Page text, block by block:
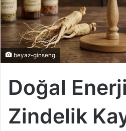
e
k
beyaz-ginseng
Doğal
Zindelik